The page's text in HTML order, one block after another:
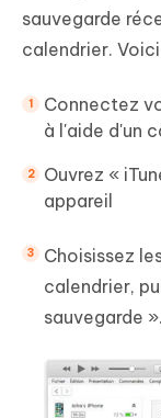
sauvegarde
calendrier.
Connectez
à l'aide d'un
Ouvrez «
appareil
Choisissez
calendrier,
sauvegarde ».